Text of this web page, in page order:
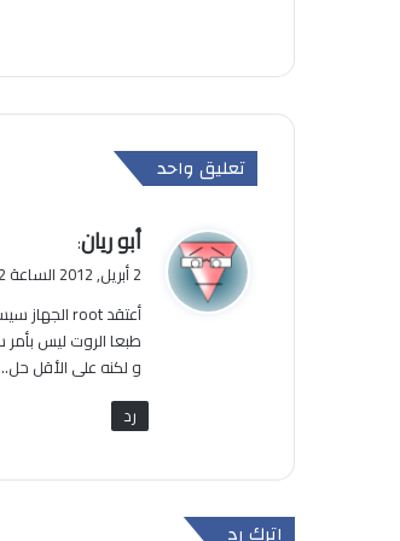
تعليق واحد
ي
ق
ل
أبو ريان:
2 أبريل, 2012 الساعة 12:52 م
أعتقد root الجهاز سيسمح بمحو كل شيء و أي شيء…
طبعا الروت ليس
و لكنه على الأقل
رد